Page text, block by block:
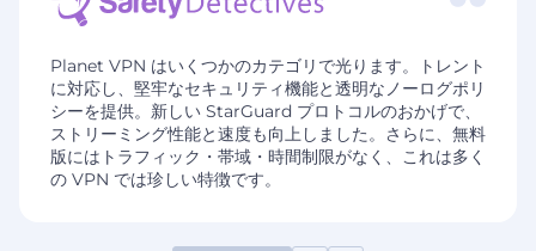
Planet VPN はいくつかのカテゴリで光ります。トレント
に対応し、堅牢なセキュリティ機能と透明なノーログポリ
シーを提供。新しい StarGuard プロトコルのおかげで、
ストリーミング性能と速度も向上しました。さらに、無料
版にはトラフィック・帯域・時間制限がなく、これは多く
の VPN では珍しい特徴です。